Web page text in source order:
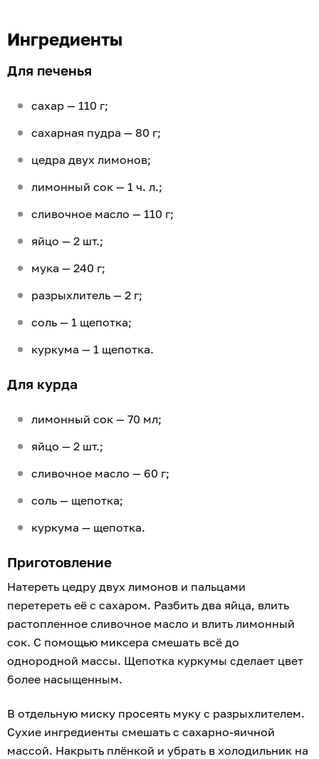
Ингредиенты
Для печенья
сахар — 110 г;
сахарная пудра — 80 г;
цедра двух лимонов;
лимонный сок — 1 ч. л.;
сливочное масло — 110 г;
яйцо — 2 шт.;
мука — 240 г;
разрыхлитель — 2 г;
соль — 1 щепотка;
куркума — 1 щепотка.
Для курда
лимонный сок — 70 мл;
яйцо — 2 шт.;
сливочное масло — 60 г;
соль — щепотка;
куркума — щепотка.
Приготовление
Натереть цедру двух лимонов и пальцами
перетереть её с сахаром. Разбить два яйца, влить
растопленное сливочное масло и влить лимонный
сок. С помощью миксера смешать всё до
однородной массы. Щепотка куркумы сделает цвет
более насыщенным.
В отдельную миску просеять муку с разрыхлителем.
Сухие ингредиенты смешать с сахарно-яичной
массой. Накрыть плёнкой и убрать в холодильник на